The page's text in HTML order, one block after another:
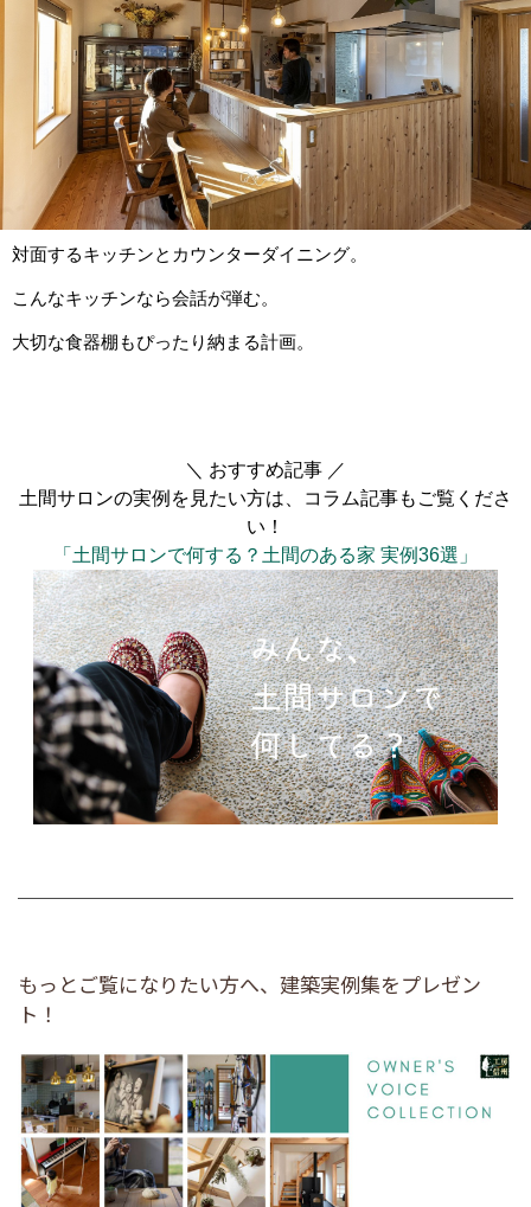
対面するキッチンとカウンターダイニング。
こんなキッチンなら会話が弾む。
大切な食器棚もぴったり納まる計画。
＼ おすすめ記事 ／
土間サロンの実例を見たい方は、コラム記事もご覧くださ
い！
「土間サロンで何する？土間のある家 実例36選」
もっとご覧になりたい方へ、建築実例集をプレゼン
ト！